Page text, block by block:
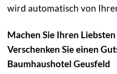
wird automatisch von
Machen Sie Ihren
Verschenken Sie einen
Baumhaushotel Geusfeld